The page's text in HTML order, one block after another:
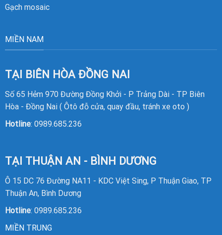
Gạch mosaic
MIỀN NAM
TẠI BIÊN HÒA ĐỒNG NAI
Số 65 Hẻm 970 Đường Đồng Khởi - P Trảng Dài - TP Biên
Hòa - Đồng Nai ( Ôtô đỗ cửa, quay đầu, tránh xe oto )
Hotline: 0989.685.236
TẠI THUẬN AN - BÌNH DƯƠNG
Ô 15 DC 76 Đường NA11 - KDC Việt Sing, P Thuận Giao, TP
Thuận An, Bình Dương
Hotline: 0989.685.236
MIỀN TRUNG